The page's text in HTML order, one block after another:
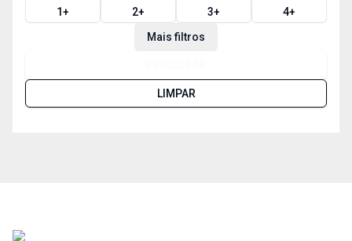
1+ 2+ 3+ 4+
Mais filtros
LIMPAR